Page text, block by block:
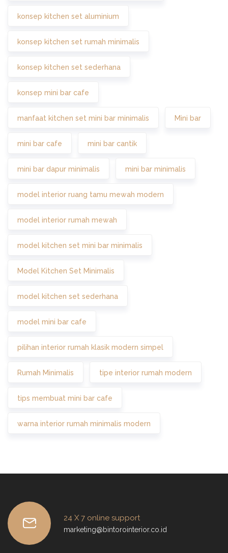
konsep kitchen set aluminium
konsep kitchen set rumah minimalis
konsep kitchen set sederhana
konsep mini bar cafe
manfaat kitchen set mini bar minimalis Mini bar
mini bar cafe mini bar cantik
mini bar dapur minimalis mini bar minimalis
model interior ruang tamu mewah modern
model interior rumah mewah
model kitchen set mini bar minimalis
Model Kitchen Set Minimalis
model kitchen set sederhana
model mini bar cafe
pilihan interior rumah klasik modern simpel
Rumah Minimalis tipe interior rumah modern
tips membuat mini bar cafe
warna interior rumah minimalis modern
24 X 7 online support
marketing@bintorointerior.co.id